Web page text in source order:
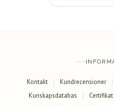
Kontakt Kundrecensioner
Kunskapsdatabas
Certifikat